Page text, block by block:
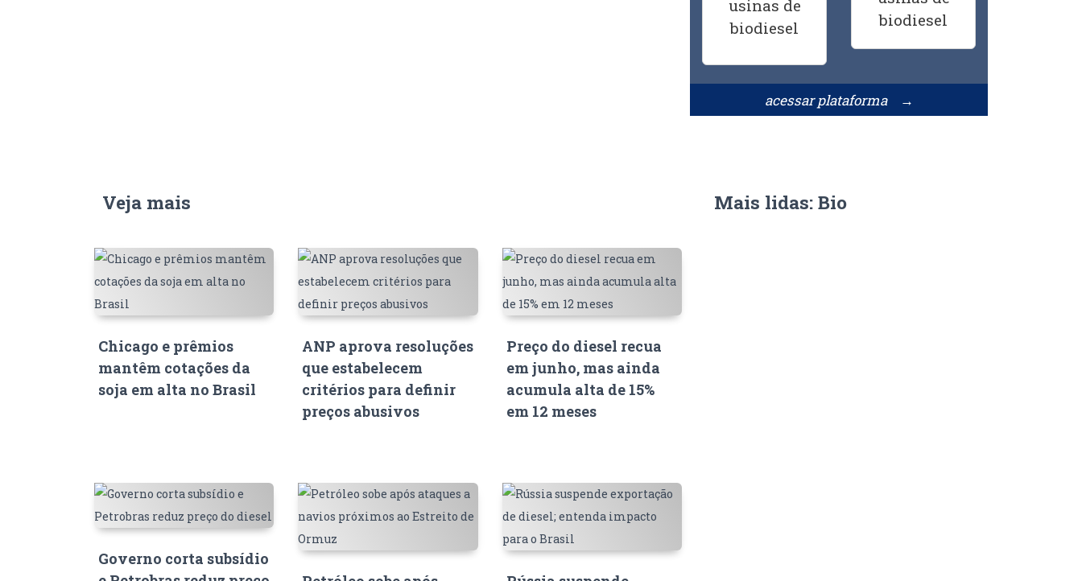
acessar plataforma →
Veja mais
Chicago e prêmios
mantêm cotações da
soja em alta no Brasil
ANP aprova resoluções
que estabelecem
critérios para definir
preços abusivos
Preço do diesel recua
em junho, mas ainda
acumula alta de 15%
em 12 meses
Governo corta subsídio
Mais lidas: Bio